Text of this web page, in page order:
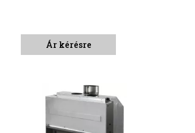
Ár kérésre